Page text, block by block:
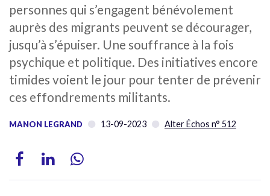
personnes qui s’engagent bénévolement
auprès des migrants peuvent se décourager,
jusqu’à s’épuiser. Une souffrance à la fois
psychique et politique. Des initiatives encore
timides voient le jour pour tenter de prévenir
ces effondrements militants.
MANON LEGRAND 13-09-2023 Alter Échos n° 512